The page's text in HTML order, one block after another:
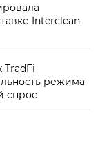
Interclean
TradFi
режима
спрос